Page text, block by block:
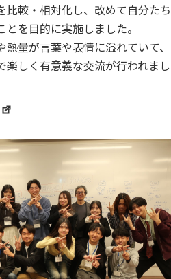
比較・相対化し、改めて自分たち
を目的に実施しました。
量が言葉や表情に溢れていて、
しく有意義な交流が行われまし